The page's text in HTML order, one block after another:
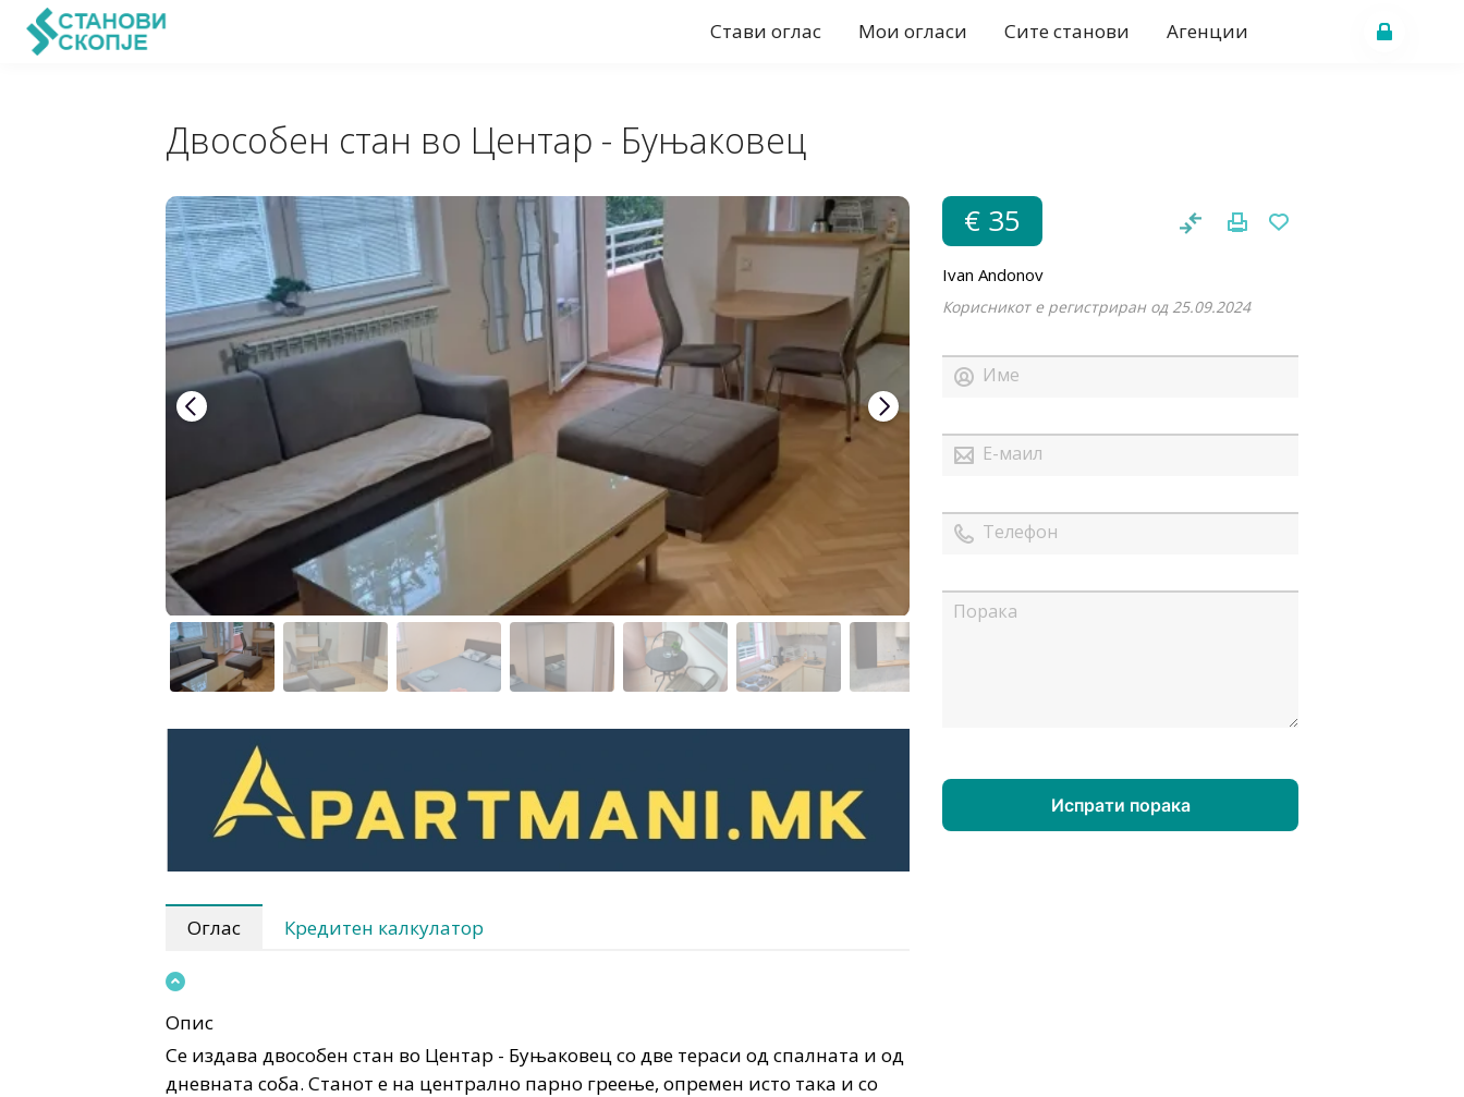
Стави оглас Мои огласи Сите станови Агенции
Двособен стан во Центар - Буњаковец
Оглас Кредитен калкулатор
Опис
Се издава двособен стан во Центар - Буњаковец со две тераси од спалната и од
дневната соба. Станот е на централно парно греење, опремен исто така и со
€ 35
Ivan Andonov
Корисникот е регистриран од 25.09.2024